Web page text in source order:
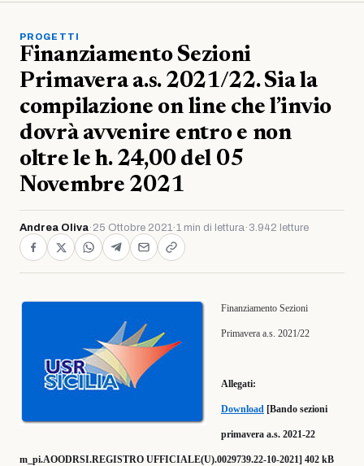
PROGETTI
Finanziamento Sezioni
Primavera a.s. 2021/22. Sia la
compilazione on line che l’invio
dovrà avvenire entro e non
oltre le h. 24,00 del 05
Novembre 2021
Andrea Oliva· 25 Ottobre 2021·1 min di lettura· 3.942 letture
Finanziamento Sezioni
Primavera a.s. 2021/22
Allegati:
Download [Bando sezioni
primavera a.s. 2021-22
m_pi.AOODRSI.REGISTRO UFFICIALE(U).0029739.22-10-2021] 402 kB